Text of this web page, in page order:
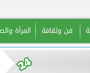
فن وثقافة المرأة